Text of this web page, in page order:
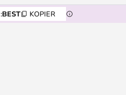
BEST KOPIER